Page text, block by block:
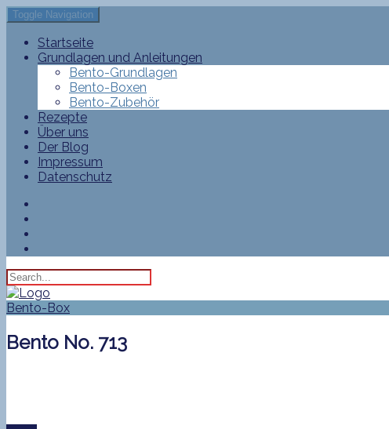
Toggle Navigation
Startseite
Grundlagen und Anleitungen
Bento-Grundlagen
Bento-Boxen
Bento-Zubehör
Rezepte
Über uns
Der Blog
Impressum
Datenschutz
Bento-Box
Bento No. 713